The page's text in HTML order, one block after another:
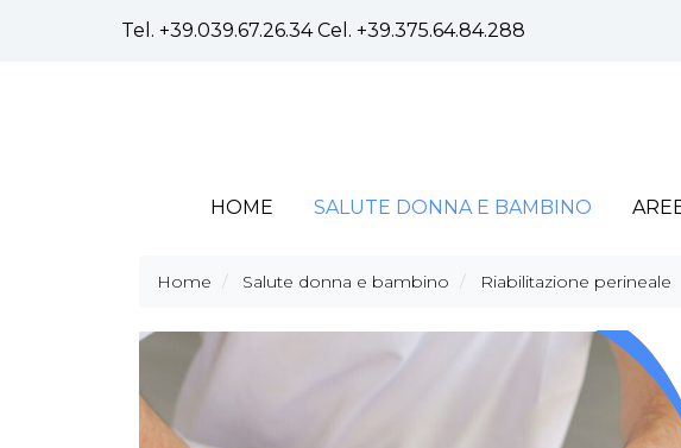
Tel. +39.039.67.26.34Cel. +39.375.64.84.288
HOME SALUTE DONNA E BAMBINO
Home Salute donna e bambino Riabilitazione perineale